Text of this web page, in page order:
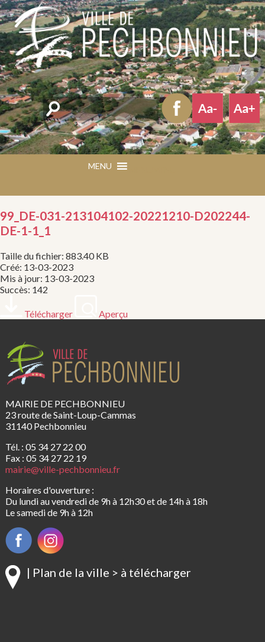
Rechercher
99_DE-031-213104102-20221210-D202244-
DE-1-1_1
Taille du fichier: 883.40 KB
Créé: 13-03-2023
Mis à jour: 13-03-2023
Succès: 142
Télécharger Aperçu
MAIRIE DE PECHBONNIEU
23 route de Saint-Loup-Cammas
31140 Pechbonnieu
Tél. : 05 34 27 22 00
Fax : 05 34 27 22 19
mairie@ville-pechbonnieu.fr
Horaires d'ouverture :
Du lundi au vendredi de 9h à 12h30 et de 14h à 18h
Le samedi de 9h à 12h
| Plan de la ville > à télécharger